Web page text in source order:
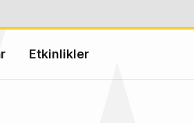
Etkinlikler